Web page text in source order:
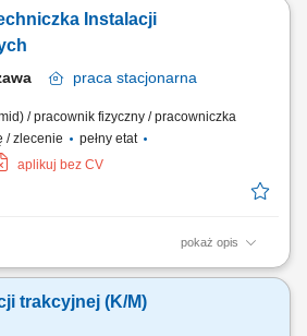
korespondencji z Klientem,
archiwizacja przepływu informacji
Instalacji
praca stacjonarna
/ pracownik fizyczny / pracowniczka
/ zlecenie
pełny etat
aplikuj bez CV
pokaż opis
sprawności instalacji budynkowych:
klimatyzacyjnych i wodnych. Regularne
urządzeń technicznych. Usuwanie awarii i
serwisowe. Współpraca z
trakcyjnej (K/M)